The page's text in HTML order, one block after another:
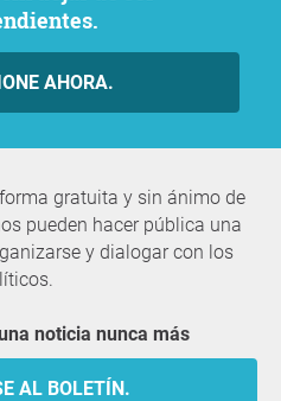
AHORA.
gratuita y sin ánimo de
pueden hacer pública una
y dialogar con los
noticia nunca más
AL BOLETÍN.